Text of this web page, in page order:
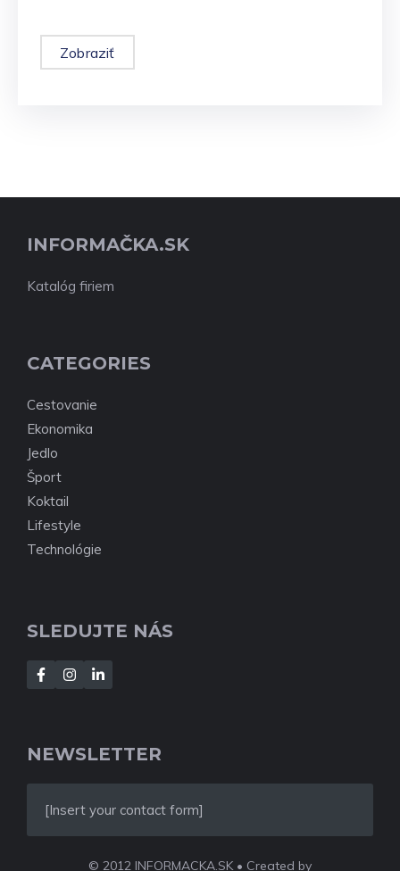
Zobraziť
INFORMAČKA.SK
Katalóg firiem
CATEGORIES
Cestovanie
Ekonomika
Jedlo
Šport
Koktail
Lifestyle
Technológie
SLEDUJTE NÁS
NEWSLETTER
[Insert your contact form]
© 2012 INFORMACKA.SK • Created by